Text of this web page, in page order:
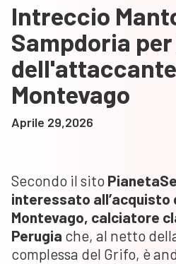
Intreccio
Sampdoria
Montevago
Aprile 29,2026
Secondo il sito
interessato all’acquisto
Montevago, calciatore
Perugia che, al netto
complessa del Grifo, è